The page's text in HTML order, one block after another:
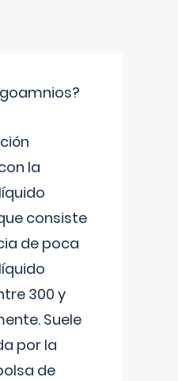
la
consiste
de poca
300 y
Suele
por la
de